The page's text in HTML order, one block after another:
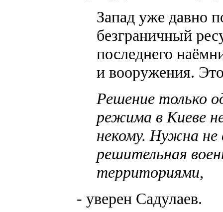
Запад уже давно
безграничный
последнего
и вооружения.
Решение только
режима в Киеве
некому. Нужна не
решительная
территориями,
- уверен Садулаев.